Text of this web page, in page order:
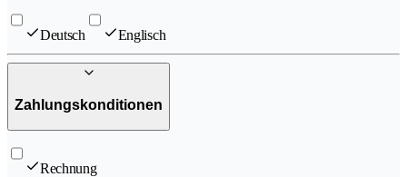
Deutsch Englisch
Zahlungskonditionen
Rechnung